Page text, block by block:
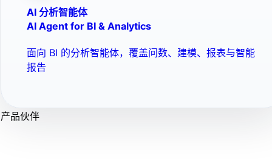
AI 分析智能体
AI Agent for BI & Analytics
面向 BI 的分析智能体，覆盖问数、建模、报表与智能
报告
产品伙伴